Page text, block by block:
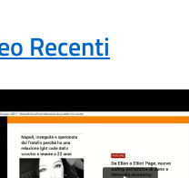
Recenti